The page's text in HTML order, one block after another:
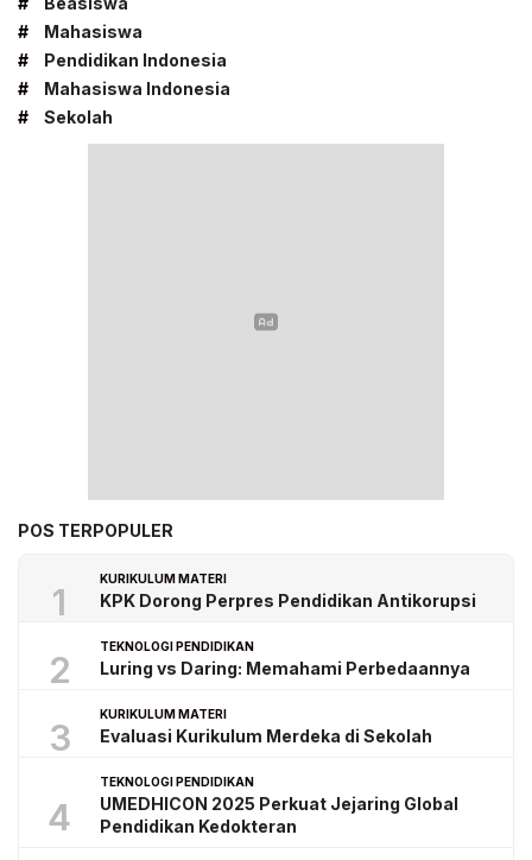
#
Mahasiswa
#
Pendidikan Indonesia
#
Mahasiswa Indonesia
#
Sekolah
POS TERPOPULER
1
KURIKULUM MATERI
KPK Dorong Perpres Pendidikan Antikorupsi
2
TEKNOLOGI PENDIDIKAN
Luring vs Daring: Memahami Perbedaannya
3
KURIKULUM MATERI
Evaluasi Kurikulum Merdeka di Sekolah
4
TEKNOLOGI PENDIDIKAN
UMEDHICON 2025 Perkuat Jejaring Global
Pendidikan Kedokteran